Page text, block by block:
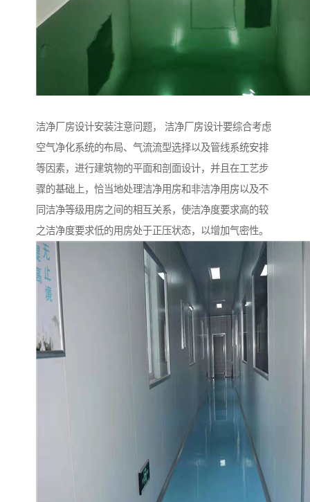
洁净厂房设计安装注意问题， 洁净厂房设计要综合考虑
空气净化系统的布局、气流流型选择以及管线系统安排
等因素，进行建筑物的平面和剖面设计，并且在工艺步
骤的基础上，恰当地处理洁净用房和非洁净用房以及不
同洁净等级用房之间的相互关系，使洁净度要求高的较
之洁净度要求低的用房处于正压状态，以增加气密性。